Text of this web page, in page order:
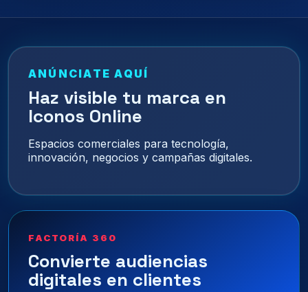
ANÚNCIATE AQUÍ
Haz visible tu marca en
Iconos Online
Espacios comerciales para tecnología,
innovación, negocios y campañas digitales.
FACTORÍA 360
Convierte audiencias
digitales en clientes